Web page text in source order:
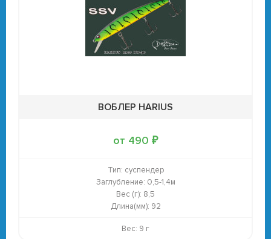
ВОБЛЕР HARIUS
от 490 ₽
Тип: суспендер
Заглубление: 0,5-1,4м
Вес (г): 8,5
Длина(мм): 92
Вес: 9 г